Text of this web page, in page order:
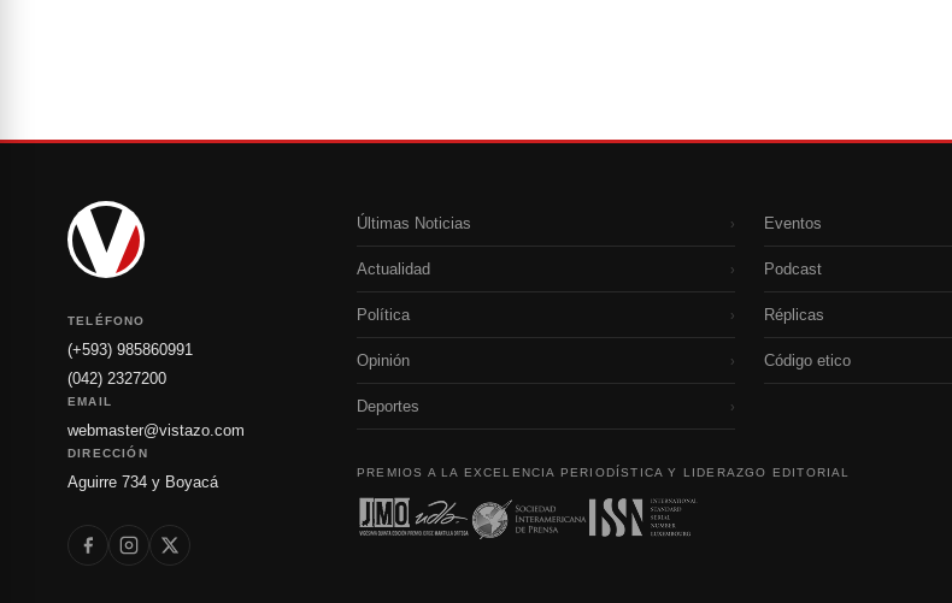
TELÉFONO
(+593) 985860991
(042) 2327200
EMAIL
webmaster@vistazo.com
DIRECCIÓN
Aguirre 734 y Boyacá
Últimas Noticias ›
Actualidad ›
Política ›
Opinión ›
Deportes ›
Eventos
Podcast
Réplicas
Código etico
PREMIOS A LA EXCELENCIA PERIODÍSTICA Y LIDERAZGO EDITORIAL